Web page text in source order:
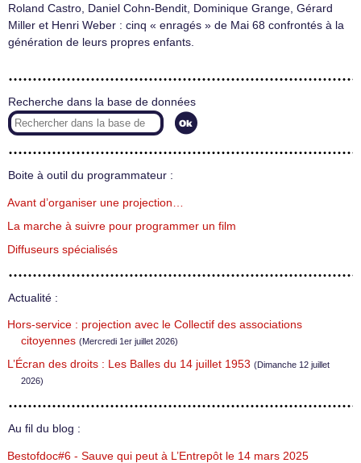
Roland Castro, Daniel Cohn-Bendit, Dominique Grange, Gérard
Miller et Henri Weber : cinq « enragés » de Mai 68 confrontés à la
génération de leurs propres enfants.
Recherche dans la base de données
Boite à outil du programmateur :
Avant d’organiser une projection…
La marche à suivre pour programmer un film
Diffuseurs spécialisés
Actualité :
Hors-service : projection avec le Collectif des associations
citoyennes (Mercredi 1er juillet 2026)
L’Écran des droits : Les Balles du 14 juillet 1953 (Dimanche 12 juillet
2026)
Au fil du blog :
Bestofdoc#6 - Sauve qui peut à L’Entrepôt le 14 mars 2025